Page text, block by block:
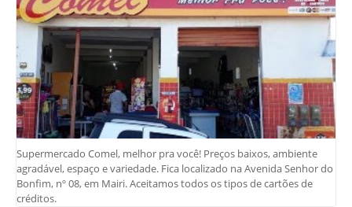
Supermercado Comel, melhor pra você! Preços baixos, ambiente
agradável, espaço e variedade. Fica localizado na Avenida Senhor do
Bonfim, nº 08, em Mairi. Aceitamos todos os tipos de cartões de
créditos.